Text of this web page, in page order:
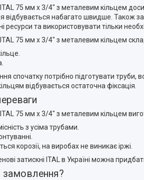
ITAL 75 мм х 3/4" з металевим кільцем
відбувається набагато швидше. Також
ресурси та використовувати тільки
75 мм х 3/4" з металевим кільцем
спочатку потрібно підготувати труби,
відбувається остаточна фіксація.
75 мм х 3/4" з металевим кільцем
з усіма трубами.
корозії, на виробах не виникає іржі.
затискні ITAL в Україні можна
замовлення?